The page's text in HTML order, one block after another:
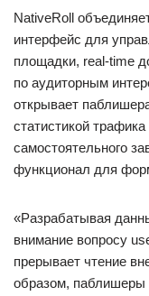
NativeRoll
интерфейс для
площадки, real-time
по аудиторным
открывает
статистикой
самостоятельного
функционал для
«Разрабатывая
внимание вопросу
прерывает чтение
образом, паблишеры